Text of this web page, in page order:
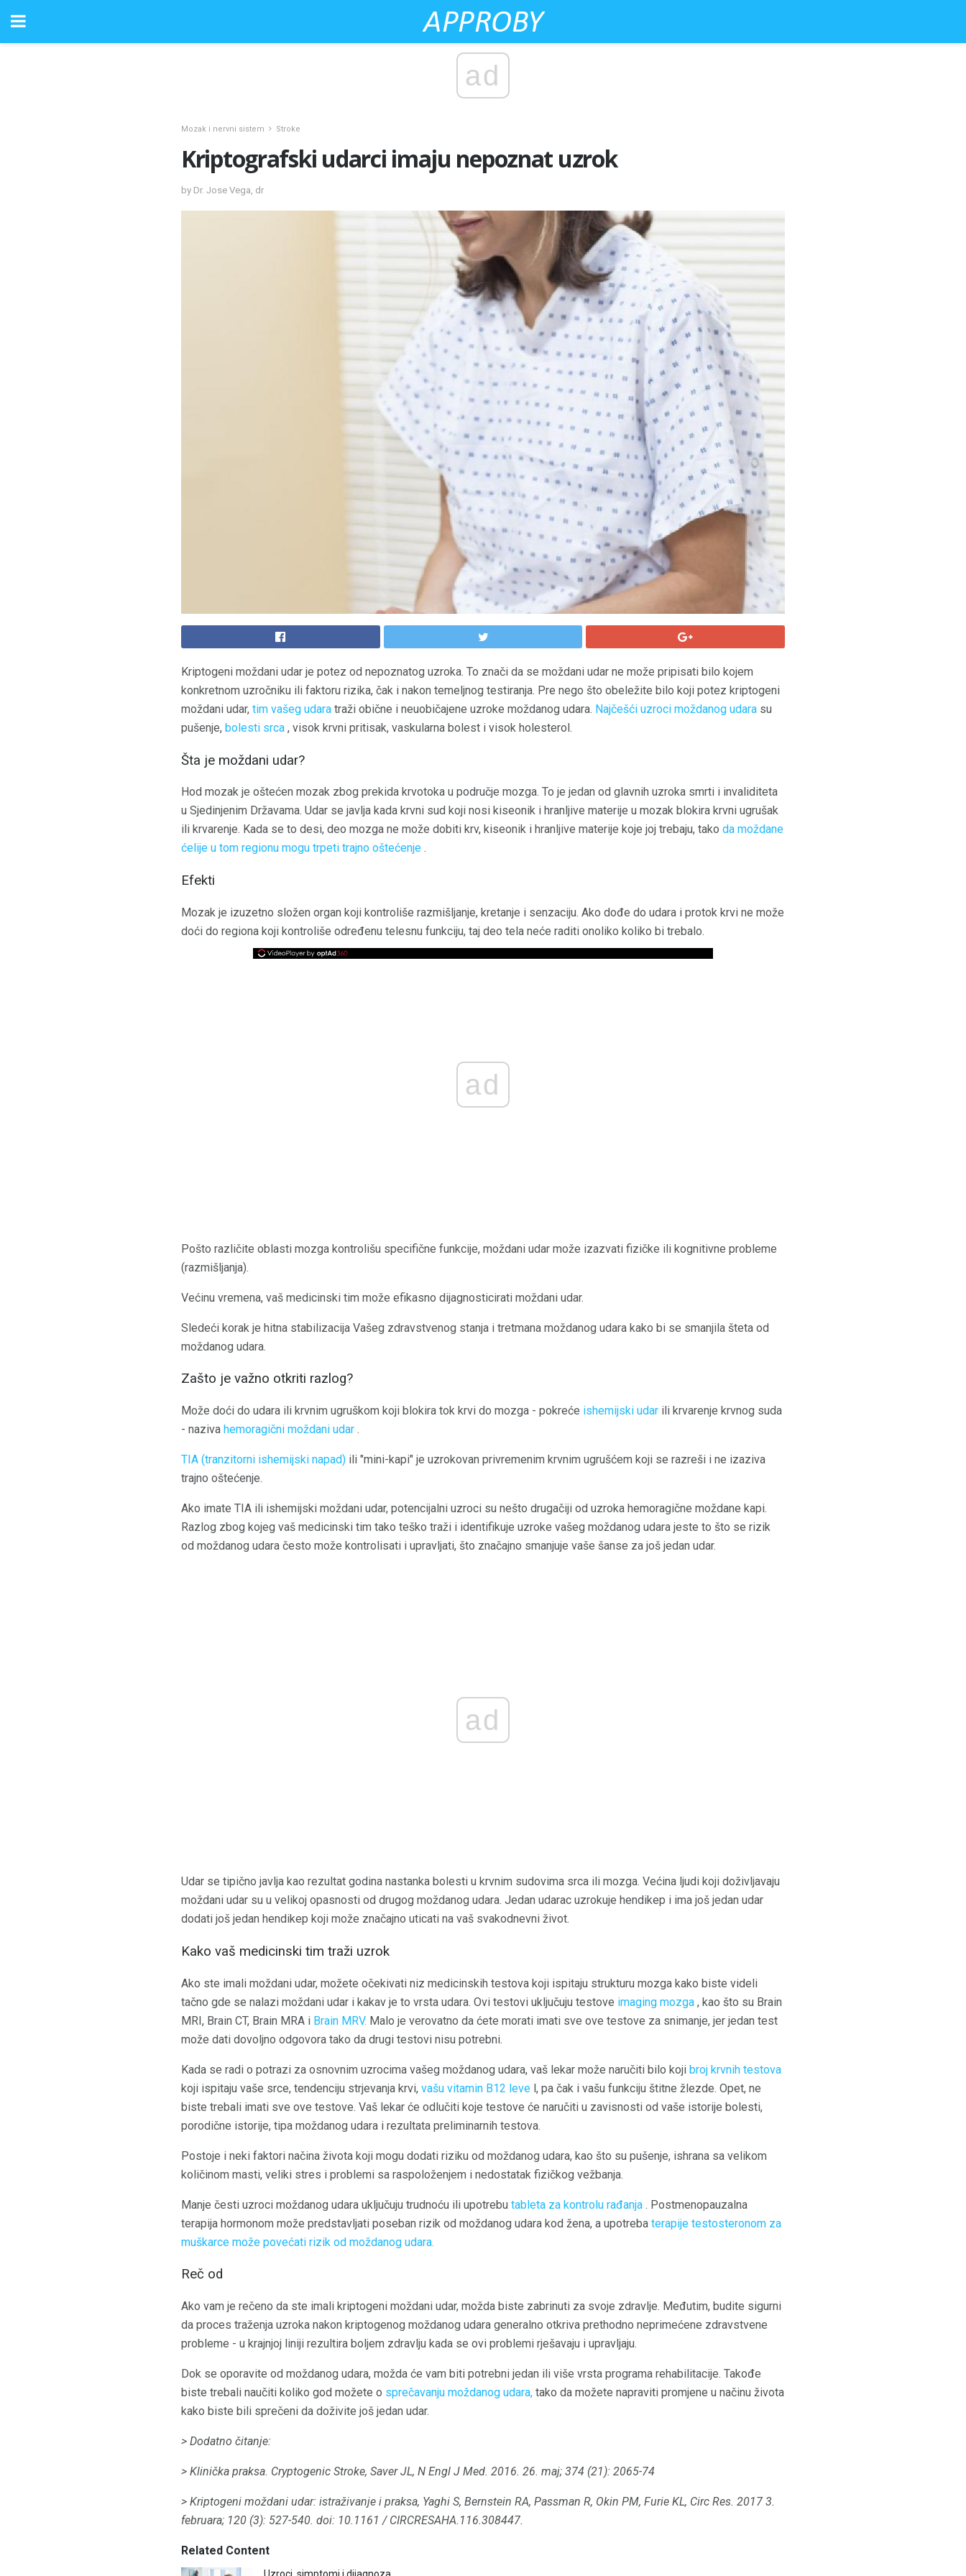
ad
Mozak i nervni sistem Stroke
Kriptografski udarci imaju nepoznat uzrok
by Dr. Jose Vega, dr
Kriptogeni moždani udar je potez od nepoznatog uzroka. To znači da se moždani udar ne može pripisati bilo kojem
konkretnom uzročniku ili faktoru rizika, čak i nakon temeljnog testiranja. Pre nego što obeležite bilo koji potez kriptogeni
moždani udar, tim vašeg udara traži obične i neuobičajene uzroke moždanog udara. Najčešći uzroci moždanog udara su
pušenje, bolesti srca , visok krvni pritisak, vaskularna bolest i visok holesterol.
Šta je moždani udar?
Hod mozak je oštećen mozak zbog prekida krvotoka u područje mozga. To je jedan od glavnih uzroka smrti i invaliditeta
u Sjedinjenim Državama. Udar se javlja kada krvni sud koji nosi kiseonik i hranljive materije u mozak blokira krvni ugrušak
ili krvarenje. Kada se to desi, deo mozga ne može dobiti krv, kiseonik i hranljive materije koje joj trebaju, tako da moždane
ćelije u tom regionu mogu trpeti trajno oštećenje .
Efekti
Mozak je izuzetno složen organ koji kontroliše razmišljanje, kretanje i senzaciju. Ako dođe do udara i protok krvi ne može
doći do regiona koji kontroliše određenu telesnu funkciju, taj deo tela neće raditi onoliko koliko bi trebalo.
ad
Pošto različite oblasti mozga kontrolišu specifične funkcije, moždani udar može izazvati fizičke ili kognitivne probleme
(razmišljanja).
Većinu vremena, vaš medicinski tim može efikasno dijagnosticirati moždani udar.
Sledeći korak je hitna stabilizacija Vašeg zdravstvenog stanja i tretmana moždanog udara kako bi se smanjila šteta od
moždanog udara.
Zašto je važno otkriti razlog?
Može doći do udara ili krvnim ugruškom koji blokira tok krvi do mozga - pokreće ishemijski udar ili krvarenje krvnog suda
- naziva hemoragični moždani udar .
TIA (tranzitorni ishemijski napad) ili "mini-kapi" je uzrokovan privremenim krvnim ugrušćem koji se razreši i ne izaziva
trajno oštećenje.
Ako imate TIA ili ishemijski moždani udar, potencijalni uzroci su nešto drugačiji od uzroka hemoragične moždane kapi.
Razlog zbog kojeg vaš medicinski tim tako teško traži i identifikuje uzroke vašeg moždanog udara jeste to što se rizik
od moždanog udara često može kontrolisati i upravljati, što značajno smanjuje vaše šanse za još jedan udar.
ad
Udar se tipično javlja kao rezultat godina nastanka bolesti u krvnim sudovima srca ili mozga. Većina ljudi koji doživljavaju
moždani udar su u velikoj opasnosti od drugog moždanog udara. Jedan udarac uzrokuje hendikep i ima još jedan udar
dodati još jedan hendikep koji može značajno uticati na vaš svakodnevni život.
Kako vaš medicinski tim traži uzrok
Ako ste imali moždani udar, možete očekivati ​​niz medicinskih testova koji ispitaju strukturu mozga kako biste videli
tačno gde se nalazi moždani udar i kakav je to vrsta udara. Ovi testovi uključuju testove imaging mozga , kao što su Brain
MRI, Brain CT, Brain MRA i Brain MRV. Malo je verovatno da ćete morati imati sve ove testove za snimanje, jer jedan test
može dati dovoljno odgovora tako da drugi testovi nisu potrebni.
Kada se radi o potrazi za osnovnim uzrocima vašeg moždanog udara, vaš lekar može naručiti bilo koji broj krvnih testova
koji ispitaju vaše srce, tendenciju strjevanja krvi, vašu vitamin B12 leve l, pa čak i vašu funkciju štitne žlezde. Opet, ne
biste trebali imati sve ove testove. Vaš lekar će odlučiti koje testove će naručiti u zavisnosti od vaše istorije bolesti,
porodične istorije, tipa moždanog udara i rezultata preliminarnih testova.
Postoje i neki faktori načina života koji mogu dodati riziku od moždanog udara, kao što su pušenje, ishrana sa velikom
količinom masti, veliki stres i problemi sa raspoloženjem i nedostatak fizičkog vežbanja.
Manje česti uzroci moždanog udara uključuju trudnoću ili upotrebu tableta za kontrolu rađanja . Postmenopauzalna
terapija hormonom može predstavljati poseban rizik od moždanog udara kod žena, a upotreba terapije testosteronom za
muškarce može povećati rizik od moždanog udara.
Reč od
Ako vam je rečeno da ste imali kriptogeni moždani udar, možda biste zabrinuti za svoje zdravlje. Međutim, budite sigurni
da proces traženja uzroka nakon kriptogenog moždanog udara generalno otkriva prethodno neprimećene zdravstvene
probleme - u krajnjoj liniji rezultira boljem zdravlju kada se ovi problemi rješavaju i upravljaju.
Dok se oporavite od moždanog udara, možda će vam biti potrebni jedan ili više vrsta programa rehabilitacije. Takođe
biste trebali naučiti koliko god možete o sprečavanju moždanog udara, tako da možete napraviti promjene u načinu života
kako biste bili sprečeni da doživite još jedan udar.
> Dodatno čitanje:
> Klinička praksa. Cryptogenic Stroke, Saver JL, N Engl J Med. 2016. 26. maj; 374 (21): 2065-74
> Kriptogeni moždani udar: istraživanje i praksa, Yaghi S, Bernstein RA, Passman R, Okin PM, Furie KL, Circ Res. 2017 3.
februara; 120 (3): 527-540. doi: 10.1161 / CIRCRESAHA.116.308447.
Related Content